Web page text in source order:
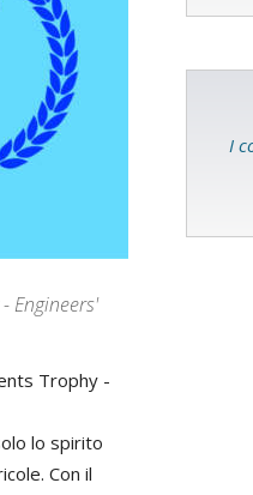
Engineers'
Trophy -
lo spirito
Con il
I